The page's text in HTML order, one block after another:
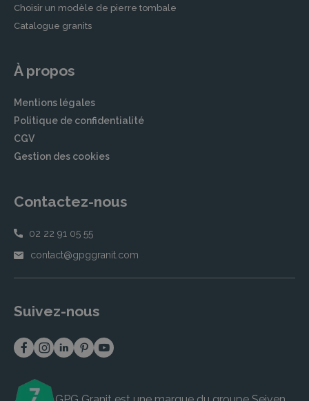
Choisir un modèle de pierre tombale
Catalogue granits
À propos
Mentions légales
Politique de confidentialité
CGV
Gestion des cookies
Contactez-nous
02 22 91 05 55
contact@gpggranit.com
Suivez-nous